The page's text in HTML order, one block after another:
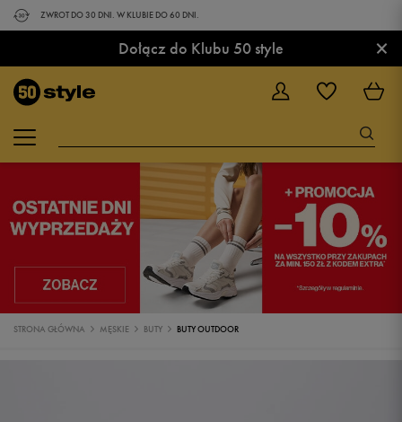
ZWROT DO 30 DNI. W KLUBIE DO 60 DNI.
Dołącz do Klubu 50 style ×
STRONA GŁÓWNA MĘSKIE BUTY BUTY OUTDOOR